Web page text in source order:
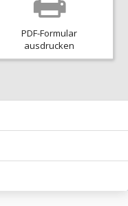
PDF-Formular
ausdrucken